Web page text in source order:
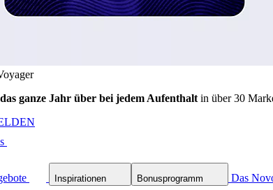
ganze Jahr über bei jedem Aufenthalt in über 30
Inspirationen Bonusprogramm Das